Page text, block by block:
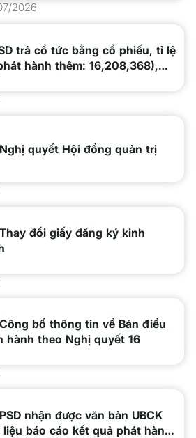
2026
trả cổ tức bằng cổ phiếu, tỉ lệ
hành thêm: 16,208,368),
07-25
Nghị quyết Hội đồng quản trị
đổi giấy đăng ký kinh
Công bố thông tin về Bản điều
hành theo Nghị quyết 16
nhận được văn bản UBCK
liệu báo cáo kết quả phát hành